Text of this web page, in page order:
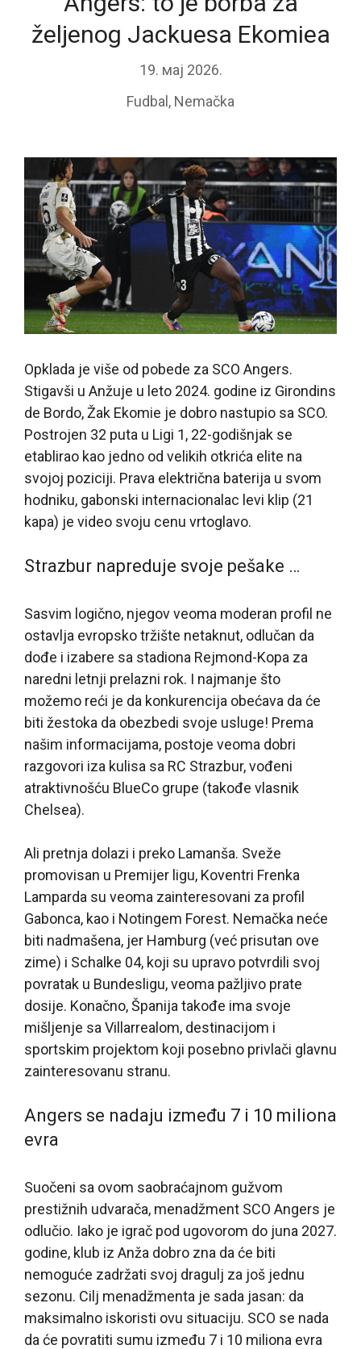
željenog Jackuesa Ekomiea
19. мај 2026.
Fudbal , Nemačka
Opklada je više od pobede za SCO Angers.
Stigavši u Anžuje u leto 2024. godine iz Girondins
de Bordo, Žak Ekomie je dobro nastupio sa SCO.
Postrojen 32 puta u Ligi 1, 22-godišnjak se
etablirao kao jedno od velikih otkrića elite na
svojoj poziciji. Prava električna baterija u svom
hodniku, gabonski internacionalac levi klip (21
kapa) je video svoju cenu vrtoglavo.
Strazbur napreduje svoje pešake …
Sasvim logično, njegov veoma moderan profil ne
ostavlja evropsko tržište netaknut, odlučan da
dođe i izabere sa stadiona Rejmond-Kopa za
naredni letnji prelazni rok. I najmanje što
možemo reći je da konkurencija obećava da će
biti žestoka da obezbedi svoje usluge! Prema
našim informacijama, postoje veoma dobri
razgovori iza kulisa sa RC Strazbur, vođeni
atraktivnošću BlueCo grupe (takođe vlasnik
Chelsea).
Ali pretnja dolazi i preko Lamanša. Sveže
promovisan u Premijer ligu, Koventri Frenka
Lamparda su veoma zainteresovani za profil
Gabonca, kao i Notingem Forest. Nemačka neće
biti nadmašena, jer Hamburg (već prisutan ove
zime) i Schalke 04, koji su upravo potvrdili svoj
povratak u Bundesligu, veoma pažljivo prate
dosije. Konačno, Španija takođe ima svoje
mišljenje sa Villarrealom, destinacijom i
sportskim projektom koji posebno privlači glavnu
zainteresovanu stranu.
Angers se nadaju između 7 i 10 miliona
evra
Suočeni sa ovom saobraćajnom gužvom
prestižnih udvarača, menadžment SCO Angers je
odlučio. Iako je igrač pod ugovorom do juna 2027.
godine, klub iz Anža dobro zna da će biti
nemoguće zadržati svoj dragulj za još jednu
sezonu. Cilj menadžmenta je sada jasan: da
maksimalno iskoristi ovu situaciju. SCO se nada
da će povratiti sumu između 7 i 10 miliona evra